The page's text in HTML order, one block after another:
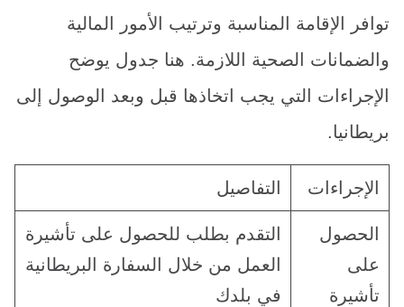
توافر الإقامة المناسبة وترتيب الأمور المالية
والضمانات الصحية اللازمة. هنا جدول يوضح
الإجراءات التي يجب اتخاذها قبل وبعد الوصول إلى
بريطانيا.
الإجراءات التفاصيل
الحصول
على
تأشيرة
التقدم بطلب للحصول على تأشيرة
العمل من خلال السفارة البريطانية
في بلدك